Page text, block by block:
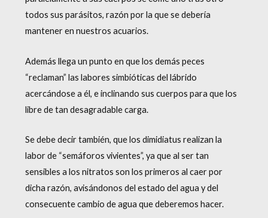
todos sus parásitos, razón por la que se debería
mantener en nuestros acuarios.
Además llega un punto en que los demás peces
“reclaman” las labores simbióticas del lábrido
acercándose a él, e inclinando sus cuerpos para que los
libre de tan desagradable carga.
Se debe decir también, que los dimidiatus realizan la
labor de “semáforos vivientes”, ya que al ser tan
sensibles a los nitratos son los primeros al caer por
dicha razón, avisándonos del estado del agua y del
consecuente cambio de agua que deberemos hacer.